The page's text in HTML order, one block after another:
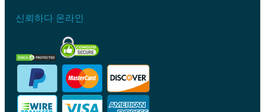
신뢰하다 온라인